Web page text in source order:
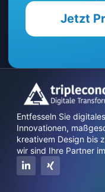
Jetzt
Entfesseln Sie
Innovationen,
kreativem Design bis
wir sind Ihre Partner